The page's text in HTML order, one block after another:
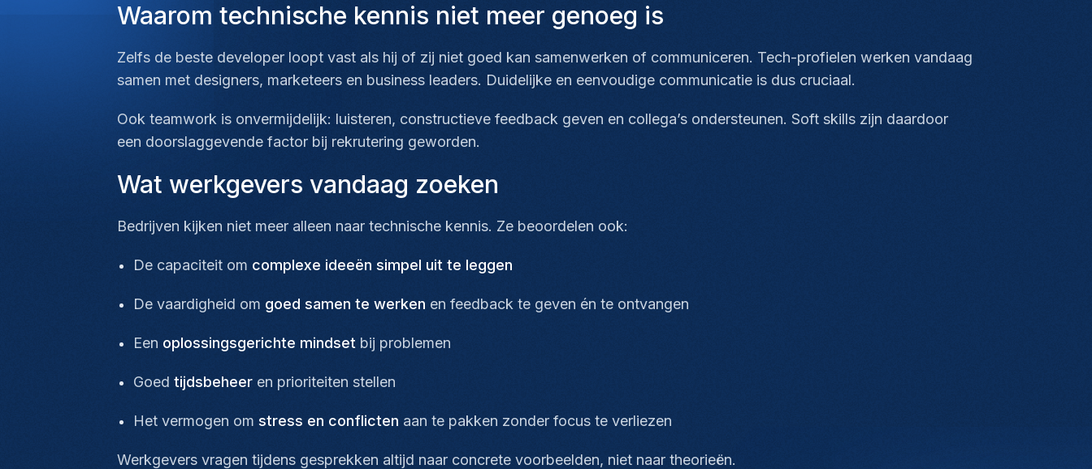
Waarom technische kennis niet meer genoeg is
Zelfs de beste developer loopt vast als hij of zij niet goed kan samenwerken of communiceren. Tech-profielen werken vandaag
samen met designers, marketeers en business leaders. Duidelijke en eenvoudige communicatie is dus cruciaal.
Ook teamwork is onvermijdelijk: luisteren, constructieve feedback geven en collega’s ondersteunen. Soft skills zijn daardoor
een doorslaggevende factor bij rekrutering geworden.
Wat werkgevers vandaag zoeken
Bedrijven kijken niet meer alleen naar technische kennis. Ze beoordelen ook:
De capaciteit om complexe ideeën simpel uit te leggen
De vaardigheid om goed samen te werken en feedback te geven én te ontvangen
Een oplossingsgerichte mindset bij problemen
Goed tijdsbeheer en prioriteiten stellen
Het vermogen om stress en conflicten aan te pakken zonder focus te verliezen
Werkgevers vragen tijdens gesprekken altijd naar concrete voorbeelden, niet naar theorieën.